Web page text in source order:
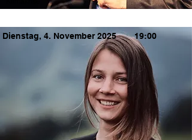
Dienstag, 4. November 2025 19:00